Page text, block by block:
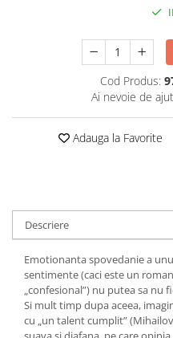
Publicistica / Reportaje /
Sociologie si filozofieCod Produs:
Ai nevoie de
Adauga la Favorite
Descriere
Emotionanta spovedanie a
sentimente (caci este un
„confesional”) nu putea sa nu
Si mult timp dupa aceea,
cu „un talent cumplit”